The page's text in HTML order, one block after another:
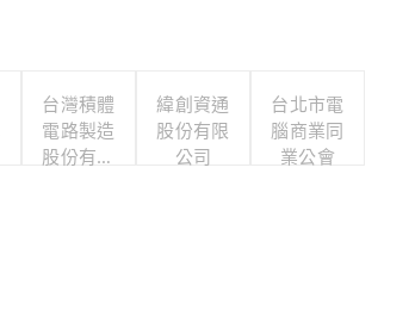
台灣積體
電路製造
股份有限
緯創資通
股份有限
公司
台北市電
腦商業同
業公會